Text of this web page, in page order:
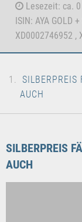
Lesezeit: ca.
ISIN: AYA GOLD
XD0002746952 ,
SILBERPREIS
AUCH
SILBERPREIS
AUCH